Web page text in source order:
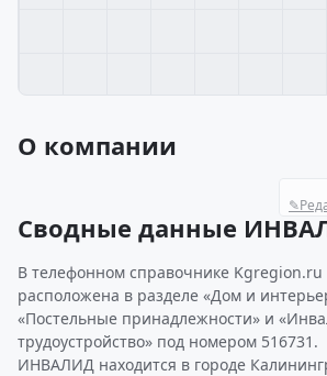
О компании
✎
Сводные данные
В телефонном справочнике
расположена в разделе «Дом и
«Постельные принадлежности» и
трудоустройство» под номером 516731.
ИНВАЛИД находится в городе